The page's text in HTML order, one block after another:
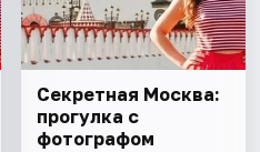
Секретная Москва:
прогулка с
фотографом